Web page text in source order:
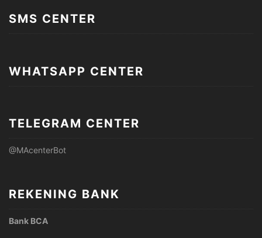
SMS CENTER
WHATSAPP CENTER
TELEGRAM CENTER
@MAcenterBot
REKENING BANK
Bank BCA